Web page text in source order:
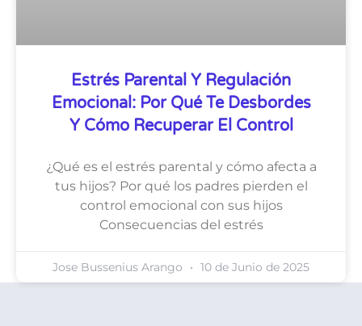
Estrés Parental Y Regulación
Emocional: Por Qué Te Desbordes
Y Cómo Recuperar El Control
¿Qué es el estrés parental y cómo afecta a
tus hijos? Por qué los padres pierden el
control emocional con sus hijos
Consecuencias del estrés
Jose Bussenius Arango 10 de Junio de 2025